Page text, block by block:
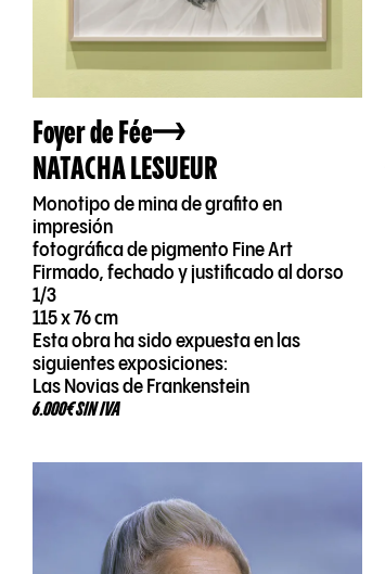
Foyer de Fée
NATACHA LESUEUR
Monotipo de mina de grafito en
impresión
fotográfica de pigmento Fine Art
Firmado, fechado y justificado al dorso
1/3
115 x 76 cm
Esta obra ha sido expuesta en las
siguientes exposiciones:
Las Novias de Frankenstein
6.000€ SIN IVA